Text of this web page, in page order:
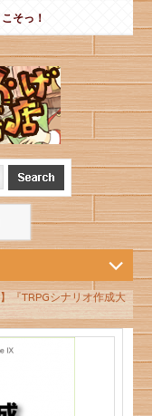
そっ！
『TRPGシナリオ作成大